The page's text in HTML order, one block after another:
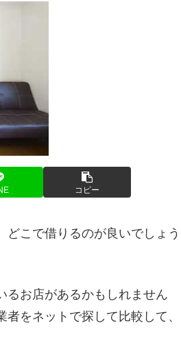
コピー
こで借りるのが良いでしょう
るお店があるかもしれません
をネットで探して比較して、